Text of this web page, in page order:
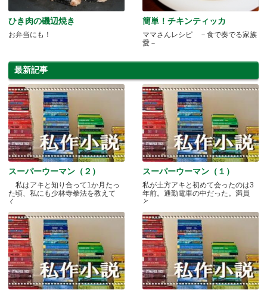
ひき肉の磯辺焼き
お弁当にも！
簡単！チキンティッカ
ママさんレシピ －食で奏でる家族
愛－
最新記事
スーパーウーマン（２）
私はアキと知り合って1か月たっ
た頃、私にも少林寺拳法を教えて
く.....
スーパーウーマン（１）
私が土方アキと初めて会ったのは3
年前。通勤電車の中だった。満員
と.....